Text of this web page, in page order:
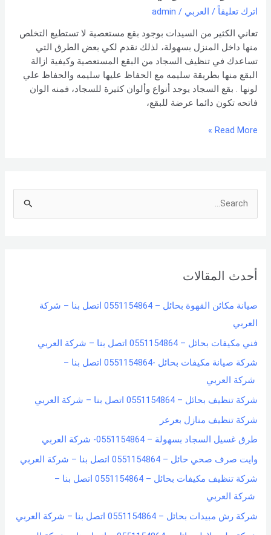
اترك تعليقاً / العربي /
admin
تعاني الكثير من السيدات بوجود بقع مستعصية لا تستطيع التخلص
منها داخل المنزل بسهولة، لذلك نقدم لكي بعض الطرق التي
تساعدك في تنظيف السجاد من البقع المستعصية وكيفية ازالة
البقع منها بطريقة سليمه مع الحفاظ عليها سليمه والحفاظ علي
لونها . بقع السجاد يوجد أنواع وألوان كثيرة للسجاد، فمنه الوان
فاتحه تكون دائما عرضة للبقع،
البقع
–
شركة
العربي
Read More »
c
f
o
r
:
أحدث المقالات
صيانة مكائن القهوة بحائل – 0551154864 اتصل بنا – شركة
العربي
فني مكيفات بحائل – 0551154864 اتصل بنا – شركة العربي
شركة صيانة مكيفات بحائل -0551154864 اتصل بنا –
شركة العربي
شركة تنظيف بحائل – 0551154864 اتصل بنا – شركة العربي
شركة تنظيف منازل بعرعر
طرق غسيل السجاد بسهولة – 0551154864- شركة العربي
وايت صرف صحي حائل – 0551154864 اتصل بنا – شركة العربي
شركة تنظيف مكيفات بحائل – 0551154864 اتصل بنا –
شركة العربي
شركة رش مبيدات بحائل – 0551154864 اتصل بنا – شركة العربي